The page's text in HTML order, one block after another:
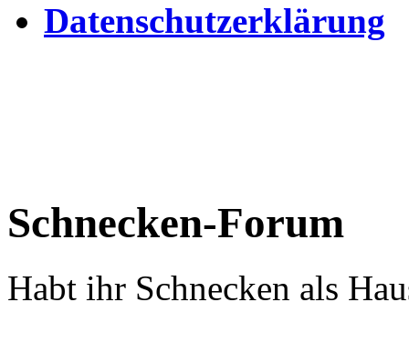
Datenschutzerklärung
Schnecken-Forum
Habt ihr Schnecken als